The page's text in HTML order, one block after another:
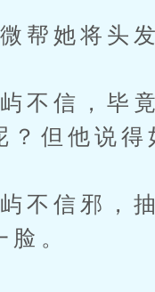
她将头发
信，毕竟
？但他说得
信邪，抽
脸。